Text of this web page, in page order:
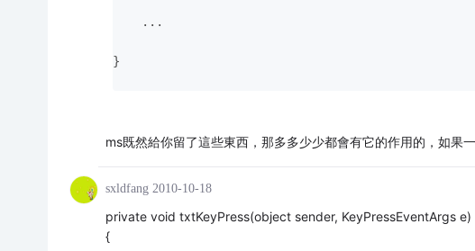
    ...
}
ms既然給你留了這些東西，那多多少少都會有它的作用的，如果
sxldfang 2010-10-18
private void txtKeyPress(object sender, KeyPressEventArgs e)
{